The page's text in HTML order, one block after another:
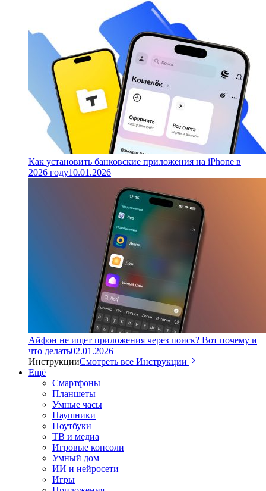
Как установить банковские приложения на iPhone в
2026 году10.01.2026
Айфон не ищет приложения через поиск? Вот почему и
что делать02.01.2026
ИнструкцииСмотреть все Инструкции
Ещё
Смартфоны
Планшеты
Умные часы
Наушники
Ноутбуки
ТВ и медиа
Игровые консоли
Умный дом
ИИ и нейросети
Игры